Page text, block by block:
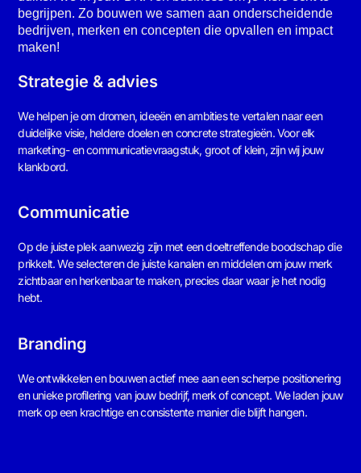
begrijpen. Zo bouwen we samen aan onderscheidende
bedrijven, merken en concepten die opvallen en impact
maken!
Strategie & advies
We helpen je om dromen, ideeën en ambities te vertalen naar een
duidelijke visie, heldere doelen en concrete strategieën. Voor elk
marketing- en communicatievraagstuk, groot of klein, zijn wij jouw
klankbord.
Communicatie
Op de juiste plek aanwezig zijn met een doeltreffende boodschap die
prikkelt. We selecteren de juiste kanalen en middelen om jouw merk
zichtbaar en herkenbaar te maken, precies daar waar je het nodig
hebt.
Branding
We ontwikkelen en bouwen actief mee aan een scherpe positionering
en unieke profilering van jouw bedrijf, merk of concept. We laden jouw
merk op een krachtige en consistente manier die blijft hangen.